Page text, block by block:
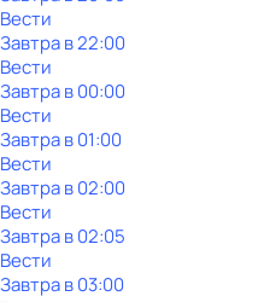
Вести
Завтра в 22:00
Вести
Завтра в 00:00
Вести
Завтра в 01:00
Вести
Завтра в 02:00
Вести
Завтра в 02:05
Вести
Завтра в 03:00